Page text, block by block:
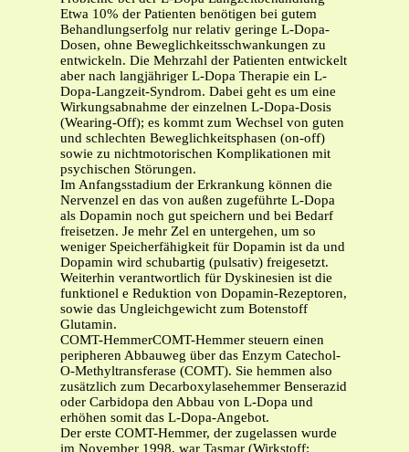
Etwa 10% der Patienten benötigen bei gutem
Behandlungserfolg nur relativ geringe L-Dopa-
Dosen, ohne Beweglichkeitsschwankungen zu
entwickeln. Die Mehrzahl der Patienten entwickelt
aber nach langjähriger L-Dopa Therapie ein L-
Dopa-Langzeit-Syndrom. Dabei geht es um eine
Wirkungsabnahme der einzelnen L-Dopa-Dosis
(Wearing-Off); es kommt zum Wechsel von guten
und schlechten Beweglichkeitsphasen (on-off)
sowie zu nichtmotorischen Komplikationen mit
psychischen Störungen.
Im Anfangsstadium der Erkrankung können die
Nervenzel en das von außen zugeführte L-Dopa
als Dopamin noch gut speichern und bei Bedarf
freisetzen. Je mehr Zel en untergehen, um so
weniger Speicherfähigkeit für Dopamin ist da und
Dopamin wird schubartig (pulsativ) freigesetzt.
Weiterhin verantwortlich für Dyskinesien ist die
funktionel e Reduktion von Dopamin-Rezeptoren,
sowie das Ungleichgewicht zum Botenstoff
Glutamin.
COMT-HemmerCOMT-Hemmer steuern einen
peripheren Abbauweg über das Enzym Catechol-
O-Methyltransferase (COMT). Sie hemmen also
zusätzlich zum Decarboxylasehemmer Benserazid
oder Carbidopa den Abbau von L-Dopa und
erhöhen somit das L-Dopa-Angebot.
Der erste COMT-Hemmer, der zugelassen wurde
im November 1998, war Tasmar (Wirkstoff: